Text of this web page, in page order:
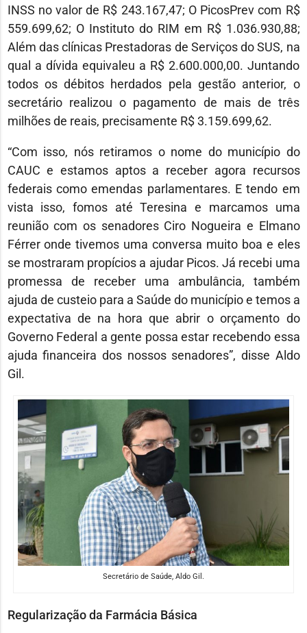
INSS no valor de R$ 243.167,47; O PicosPrev com R$
559.699,62; O Instituto do RIM em R$ 1.036.930,88;
Além das clínicas Prestadoras de Serviços do SUS, na
qual a dívida equivaleu a R$ 2.600.000,00. Juntando
todos os débitos herdados pela gestão anterior, o
secretário realizou o pagamento de mais de três
milhões de reais, precisamente R$ 3.159.699,62.
“Com isso, nós retiramos o nome do município do
CAUC e estamos aptos a receber agora recursos
federais como emendas parlamentares. E tendo em
vista isso, fomos até Teresina e marcamos uma
reunião com os senadores Ciro Nogueira e Elmano
Férrer onde tivemos uma conversa muito boa e eles
se mostraram propícios a ajudar Picos. Já recebi uma
promessa de receber uma ambulância, também
ajuda de custeio para a Saúde do município e temos a
expectativa de na hora que abrir o orçamento do
Governo Federal a gente possa estar recebendo essa
ajuda financeira dos nossos senadores”, disse Aldo
Gil.
Secretário de Saúde, Aldo Gil.
Regularização da Farmácia Básica